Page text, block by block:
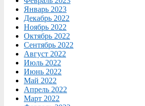
Январь 2023
Декабрь 2022
Ноябрь 2022
Октябрь 2022
Сентябрь 2022
Август 2022
Июль 2022
Июнь 2022
Май 2022
Апрель 2022
Март 2022